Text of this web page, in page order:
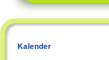
Kalender